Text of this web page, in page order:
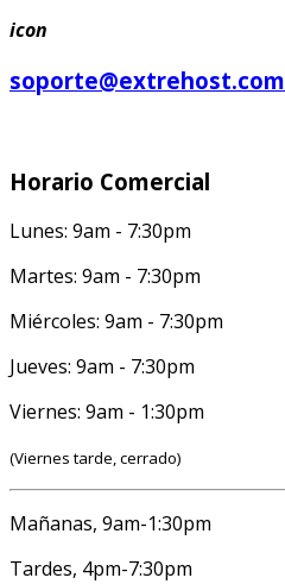
icon
soporte@extrehost.com
Horario Comercial
Lunes: 9am - 7:30pm
Martes: 9am - 7:30pm
Miércoles: 9am - 7:30pm
Jueves: 9am - 7:30pm
Viernes: 9am - 1:30pm
(Viernes tarde, cerrado)
Mañanas, 9am-1:30pm
Tardes, 4pm-7:30pm